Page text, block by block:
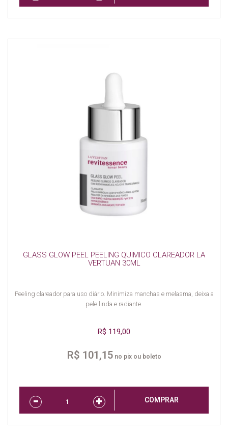
GLASS GLOW PEEL PEELING QUIMICO CLAREADOR LA
VERTUAN 30ML
Peeling clareador para uso diário. Minimiza manchas e melasma, deixa a
pele linda e radiante.
R$ 119,00
R$ 101,15no pix ou boleto
COMPRAR